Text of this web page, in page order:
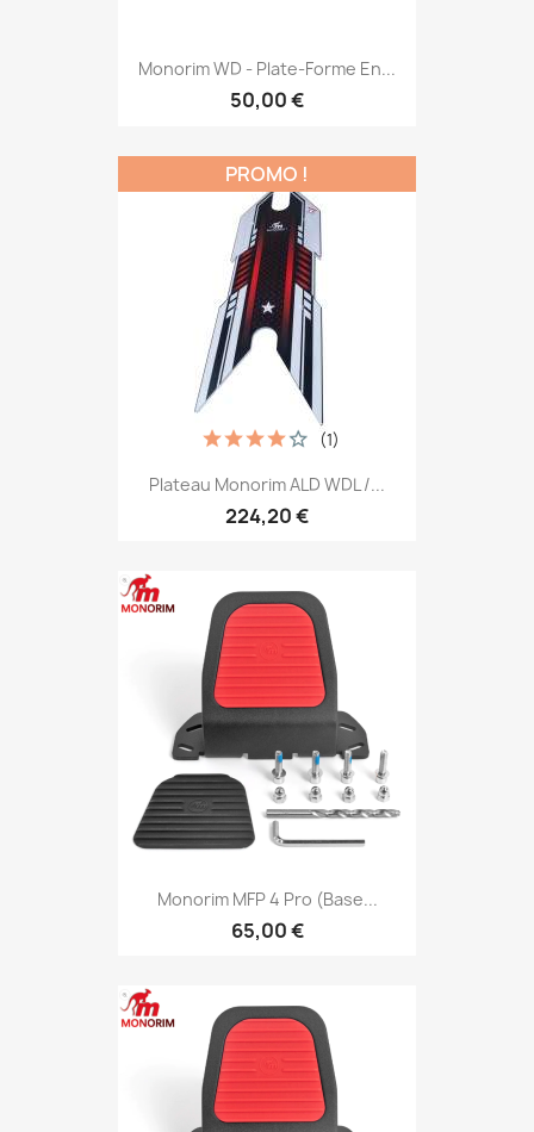
Monorim WD - Plate-Forme En...
50,00 €
Plateau Monorim ALD WDL /...
224,20 €
(1)
PROMO !
Monorim MFP 4 Pro (base...
65,00 €